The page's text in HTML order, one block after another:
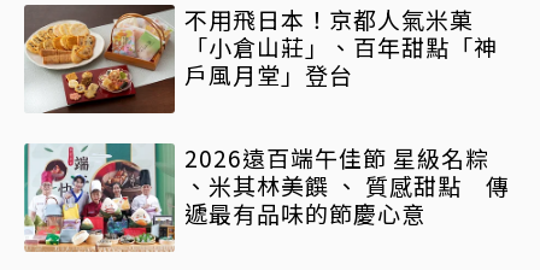
不用飛日本！京都人氣米菓
「小倉山莊」、百年甜點「神
戶風月堂」登台
2026遠百端午佳節 星級名粽
、米其林美饌 、 質感甜點 傳
遞最有品味的節慶心意